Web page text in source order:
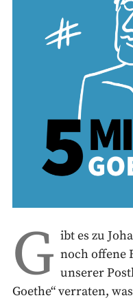
G ibt es zu
noch offene
unserer
Goethe“ verraten,